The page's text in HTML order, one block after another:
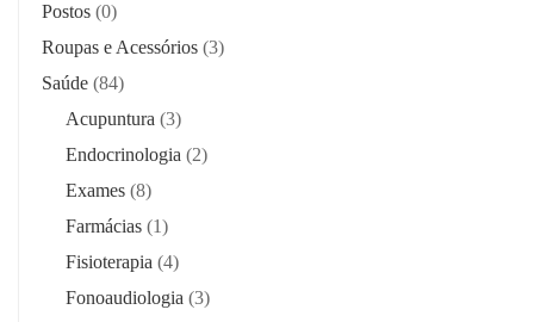
Postos (0)
Roupas e Acessórios (3)
Saúde (84)
Acupuntura (3)
Endocrinologia (2)
Exames (8)
Farmácias (1)
Fisioterapia (4)
Fonoaudiologia (3)